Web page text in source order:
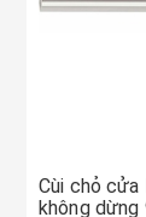
Cùi chỏ
không dừng